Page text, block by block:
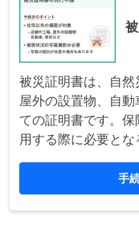
被災証明書は、自然
屋外の設置物、自
ての証明書です。
用する際に必要とな
手